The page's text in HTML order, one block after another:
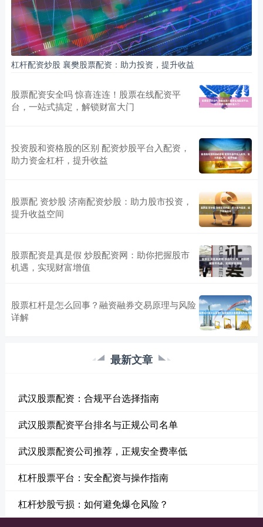
杠杆配资炒股 襄樊股票配资：助力投资，提升收益
股票配资安全吗 惊喜连连！股票在线配资平
台，一站式搞定，解锁财富大门
投资股和资格股的区别 配资炒股平台入配资，
助力资金杠杆，提升收益
股票配 资炒股 济南配资炒股：助力股市投资，
提升收益空间
股票配资是真是假 炒股配资网：助你把握股市
机遇，实现财富增值
股票杠杆是怎么回事？融资融券交易原理与风险
详解
最新文章
武汉股票配资：合规平台选择指南
武汉股票配资平台排名与正规公司名单
武汉股票配资公司推荐，正规安全费率低
杠杆股票平台：安全配资与操作指南
杠杆炒股亏损：如何避免爆仓风险？